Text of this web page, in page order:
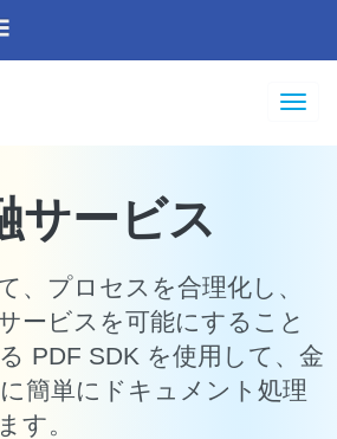
サービス
、プロセスを合理化し、
ービスを可能にすること
PDF SDK を使用して、金
簡単にドキュメント処理
す。